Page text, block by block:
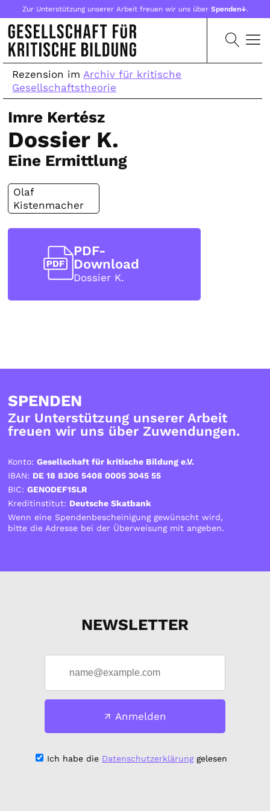
Zur Unterstützung unserer Arbeit freuen wir uns über Spenden↓.
Rezension imArchiv für kritische
Gesellschaftstheorie
Imre Kertész
Dossier K.
Eine Ermittlung
Olaf
Kistenmacher
PDF-
Download
Dossier K.
SPENDEN
Zur Unterstützung unserer Arbeit
freuen wir uns über Zuwendungen.
Konto:Gesellschaft für kritische Bildung e.V.
IBAN: DE 18 8306 5408 0005 3045 55
BIC:GENODEF1SLR
Kreditinstitut: Deutsche Skatbank
Wenn eine Spendenbescheinigung gewünscht wird,
bitte die Adresse bei der Überweisung mit angeben.
NEWSLETTER
Anmelden
Ich habe die Datenschutzerklärunggelesen